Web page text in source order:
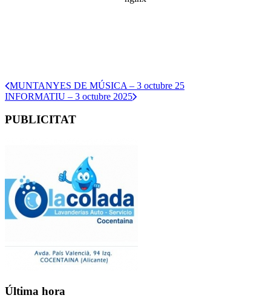
MUNTANYES DE MÚSICA – 3 octubre 25
INFORMATIU – 3 octubre 2025
PUBLICITAT
Última hora